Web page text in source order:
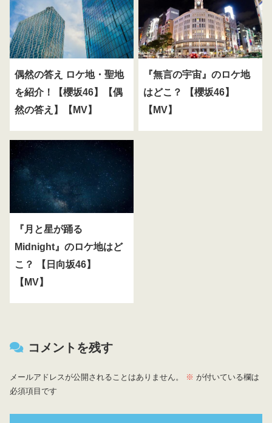
偶然の答え ロケ地・聖地
を紹介！【櫻坂46】【偶
然の答え】【MV】
『無言の宇宙』のロケ地
はどこ？ 【櫻坂46】
【MV】
『月と星が踊る
Midnight』のロケ地はど
こ？ 【日向坂46】
【MV】
コメントを残す
メールアドレスが公開されることはありません。 ※ が付いている欄は
必須項目です